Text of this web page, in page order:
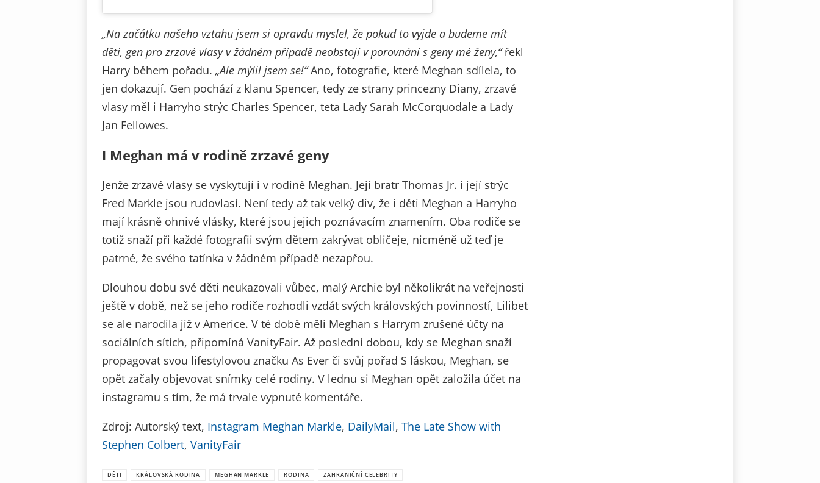
„Na začátku našeho vztahu jsem si opravdu myslel, že pokud to vyjde a budeme mít
děti, gen pro zrzavé vlasy v žádném případě neobstojí v porovnání s geny mé ženy,“řekl
Harry během pořadu. „Ale mýlil jsem se!“Ano, fotografie, které Meghan sdílela, to
jen dokazují. Gen pochází z klanu Spencer, tedy ze strany princezny Diany, zrzavé
vlasy měl i Harryho strýc Charles Spencer, teta Lady Sarah McCorquodale a Lady
Jan Fellowes.
I Meghan má v rodině zrzavé geny
Jenže zrzavé vlasy se vyskytují i v rodině Meghan. Její bratr Thomas Jr. i její strýc
Fred Markle jsou rudovlasí. Není tedy až tak velký div, že i děti Meghan a Harryho
mají krásně ohnivé vlásky, které jsou jejich poznávacím znamením. Oba rodiče se
totiž snaží při každé fotografii svým dětem zakrývat obličeje, nicméně už teď je
patrné, že svého tatínka v žádném případě nezapřou.
Dlouhou dobu své děti neukazovali vůbec, malý Archie byl několikrát na veřejnosti
ještě v době, než se jeho rodiče rozhodli vzdát svých královských povinností, Lilibet
se ale narodila již v Americe. V té době měli Meghan s Harrym zrušené účty na
sociálních sítích, připomíná VanityFair. Až poslední dobou, kdy se Meghan snaží
propagovat svou lifestylovou značku As Ever či svůj pořad S láskou, Meghan, se
opět začaly objevovat snímky celé rodiny. V lednu si Meghan opět založila účet na
instagramu s tím, že má trvale vypnuté komentáře.
Zdroj: Autorský text, Instagram Meghan Markle, DailyMail, The Late Show with
Stephen Colbert, VanityFair
DĚTI KRÁLOVSKÁ RODINA MEGHAN MARKLE RODINA ZAHRANIČNÍ CELEBRITY